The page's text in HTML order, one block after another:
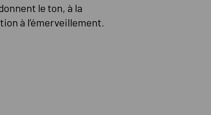
le ton, à la
à l’émerveillement.